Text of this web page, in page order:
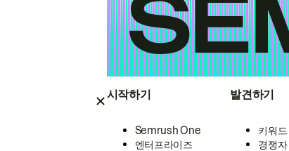
시작하기
Semrush One
엔터프라이즈
발견하기
키워드
경쟁자